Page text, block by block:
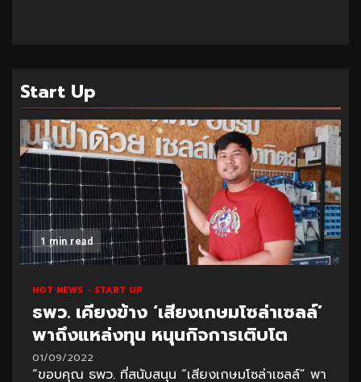
Start Up
1 min read
HOT NEWS START UP
ธพว. เคียงข้าง ‘เสียงเกษมโซล่าเซลล์’
พาถึงแหล่งทุน หนุนกิจการเติบโต
01/09/2022
“ขอบคุณ ธพว. ที่สนับสนุน “เสียงเกษมโซล่าเซลล์” พา